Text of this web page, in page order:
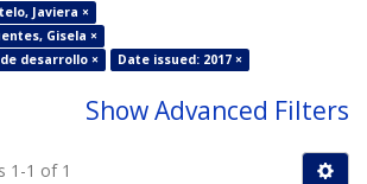
Javiera ×
Gisela ×
desarrollo ×
Date issued: 2017 ×
Show Advanced Filters
1-1 of 1